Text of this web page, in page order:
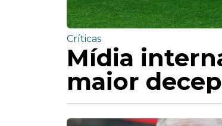
Críticas
Mídia
maior